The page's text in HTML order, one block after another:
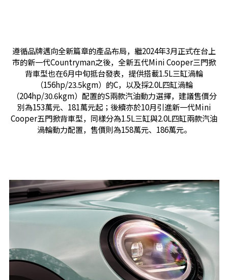
遵循品牌邁向全新篇章的產品布局，繼2024年3月正式在台上
市的新一代Countryman之後，全新五代Mini Cooper三門掀
背車型也在6月中旬抵台發表，提供搭載1.5L三缸渦輪
（156hp/23.5kgm）的C，以及採2.0L四缸渦輪
（204hp/30.6kgm）配置的S兩款汽油動力選擇，建議售價分
別為153萬元、181萬元起；後續亦於10月引進新一代Mini
Cooper五門掀背車型，同樣分為1.5L三缸與2.0L四缸兩款汽油
渦輪動力配置，售價則為158萬元、186萬元。